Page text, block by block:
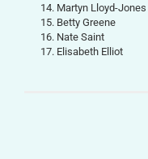
Martyn Lloyd-Jones
Betty Greene
Nate Saint
Elisabeth Elliot